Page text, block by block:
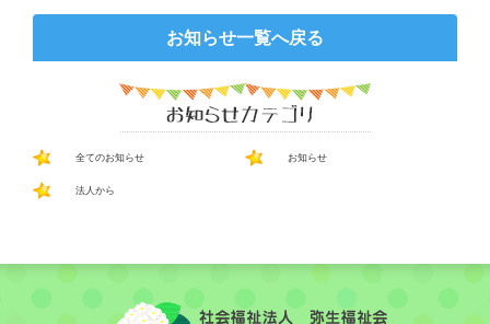
お知らせ一覧へ戻る
全てのお知らせ お知らせ
法人から